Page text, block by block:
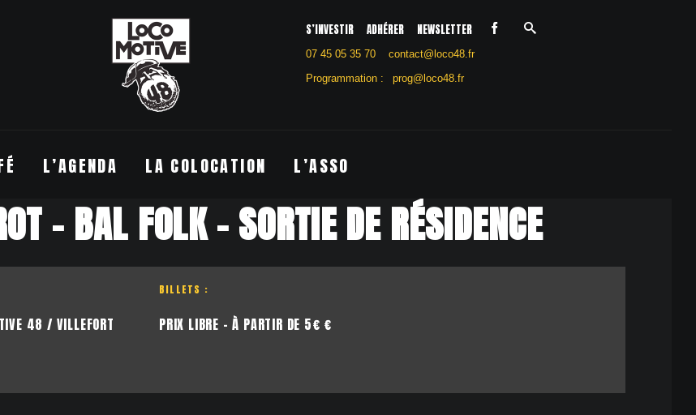
S’INVESTIR ADHÉRER NEWSLETTER
07 45 05 35 70
contact@loco48.fr
Programmation :
prog@loco48.fr
L’AGENDA LA COLOCATION L’ASSO
– BAL FOLK – SORTIE DE RÉSIDENCE
48 / VILLEFORT
BILLETS :
PRIX LIBRE - À PARTIR DE 5€ €